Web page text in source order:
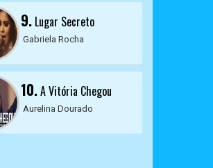
9.Lugar Secreto
Gabriela Rocha
10.A Vitória Chegou
Aurelina Dourado